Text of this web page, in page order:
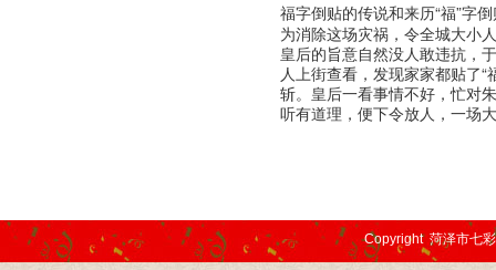
福字倒贴的传说和来历“福”字
为消除这场灾祸，令全城大小
皇后的旨意自然没人敢违抗，
人上街查看，发现家家都贴了
斩。皇后一看事情不好，忙对
听有道理，便下令放人，一场
Copyright 菏泽市七